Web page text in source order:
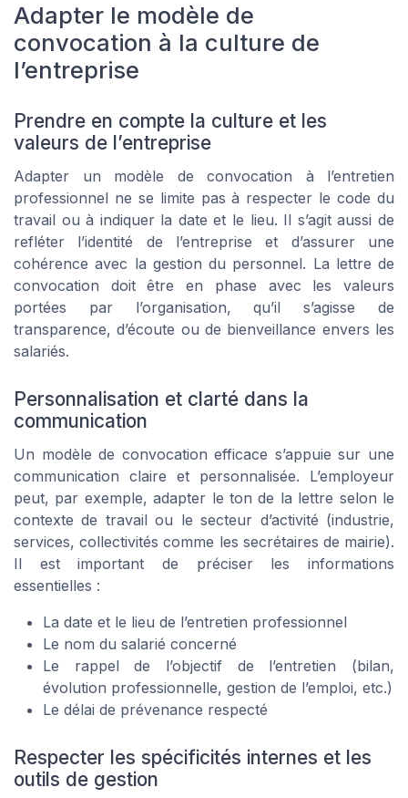
Adapter le modèle de
convocation à la culture de
l’entreprise
Prendre en compte la culture et les
valeurs de l’entreprise
Adapter un modèle de convocation à l’entretien
professionnel ne se limite pas à respecter le code du
travail ou à indiquer la date et le lieu. Il s’agit aussi de
refléter l’identité de l’entreprise et d’assurer une
cohérence avec la gestion du personnel. La lettre de
convocation doit être en phase avec les valeurs
portées par l’organisation, qu’il s’agisse de
transparence, d’écoute ou de bienveillance envers les
salariés.
Personnalisation et clarté dans la
communication
Un modèle de convocation efficace s’appuie sur une
communication claire et personnalisée. L’employeur
peut, par exemple, adapter le ton de la lettre selon le
contexte de travail ou le secteur d’activité (industrie,
services, collectivités comme les secrétaires de mairie).
Il est important de préciser les informations
essentielles :
La date et le lieu de l’entretien professionnel
Le nom du salarié concerné
Le rappel de l’objectif de l’entretien (bilan,
évolution professionnelle, gestion de l’emploi, etc.)
Le délai de prévenance respecté
Respecter les spécificités internes et les
outils de gestion